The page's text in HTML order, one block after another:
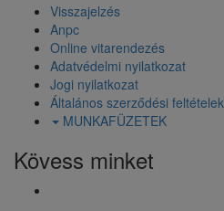
Visszajelzés
Anpc
Online vitarendezés
Adatvédelmi nyilatkozat
Jogi nyilatkozat
Általános szerződési feltételek
MUNKAFÜZETEK
Kövess minket